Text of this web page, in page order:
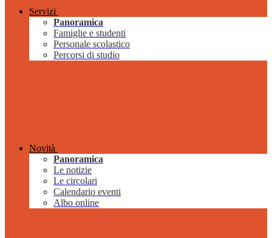
Servizi
Panoramica
Famiglie e studenti
Personale scolastico
Percorsi di studio
Novità
Panoramica
Le notizie
Le circolari
Calendario eventi
Albo online